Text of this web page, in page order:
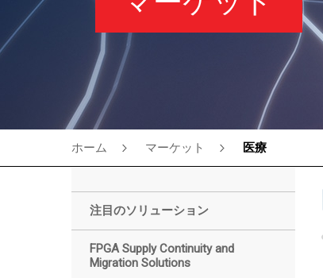
ホーム マーケット 医療
注目のソリューション
FPGA Supply Continuity and
Migration Solutions